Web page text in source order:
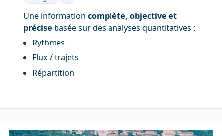
Une information complète, objective et
précise basée sur des analyses quantitatives :
Rythmes
Flux / trajets
Répartition